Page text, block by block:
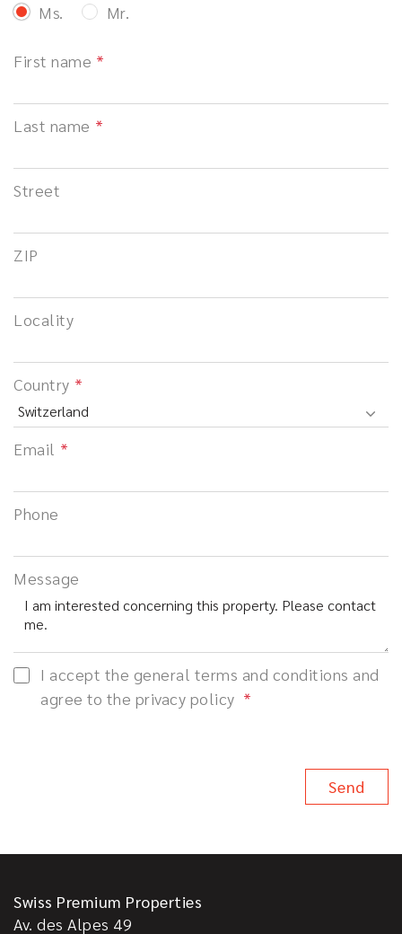
Ms. Mr.
First name
Last name
Street
ZIP
Locality
Country
Email
Phone
Message
I accept the general terms and conditions and
agree to the privacy policy
Swiss Premium Properties
Av. des Alpes 49